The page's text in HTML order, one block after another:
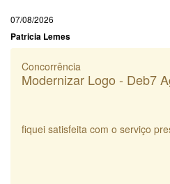
07/08/2026
Patricia Lemes
Concorrência
Modernizar Logo - Deb7
fiquei satisfeita com o serviço